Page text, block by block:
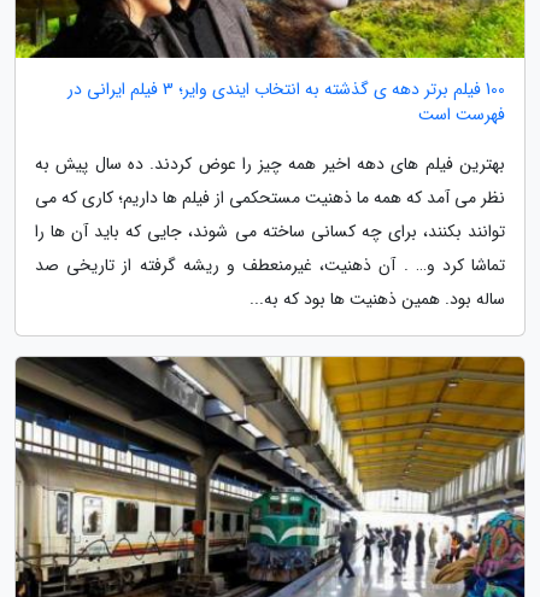
100 فیلم برتر دهه ی گذشته به انتخاب ایندی وایر؛ 3 فیلم ایرانی در
فهرست است
بهترین فیلم های دهه اخیر همه چیز را عوض کردند. ده سال پیش به
نظر می آمد که همه ما ذهنیت مستحکمی از فیلم ها داریم؛ کاری که می
توانند بکنند، برای چه کسانی ساخته می شوند، جایی که باید آن ها را
تماشا کرد و… . آن ذهنیت، غیرمنعطف و ریشه گرفته از تاریخی صد
ساله بود. همین ذهنیت ها بود که به...